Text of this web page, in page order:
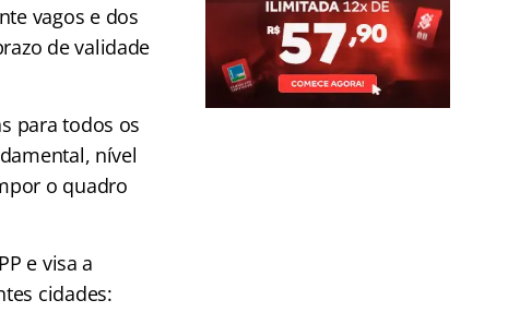
vagos e dos
de validade
para todos os
nível
o quadro
e visa a
cidades: